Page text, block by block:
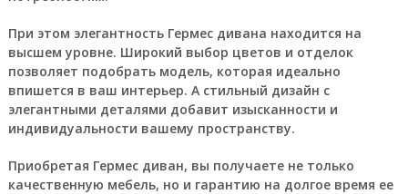
При этом элегантность Гермес дивана находится на
высшем уровне. Широкий выбор цветов и отделок
позволяет подобрать модель, которая идеально
впишется в ваш интерьер. А стильный дизайн с
элегантными деталями добавит изысканности и
индивидуальности вашему пространству.
Приобретая Гермес диван, вы получаете не только
качественную мебель, но и гарантию на долгое время ее